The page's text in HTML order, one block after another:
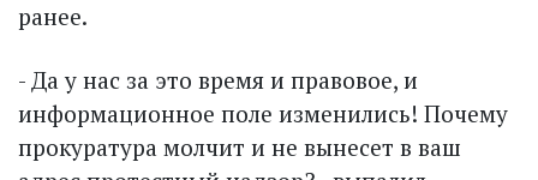
ранее.
- Да у нас за это время и правовое, и
информационное поле изменились! Почему
прокуратура молчит и не вынесет в ваш